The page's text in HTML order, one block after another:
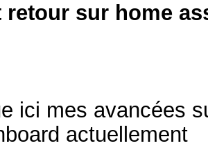
retour sur home
ici mes avancées
actuellement